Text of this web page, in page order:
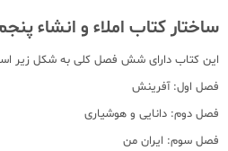
ساختار کتاب املاء و انشاء
این کتاب دارای شش فصل کلی به شکل زیر
فصل اول: آفرینش
فصل دوم: دانایی و هوشیاری
فصل سوم: ایران من